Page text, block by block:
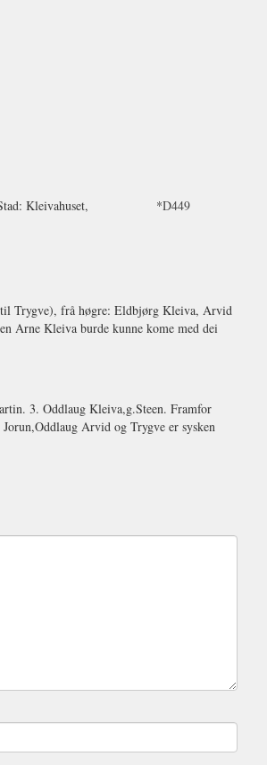
Stad: Kleivahuset, *D449
Trygve), frå høgre: Eldbjørg Kleiva, Arvid
Arne Kleiva burde kunne kome med dei
3. Oddlaug Kleiva,g.Steen. Framfor
Arvid og Trygve er sysken